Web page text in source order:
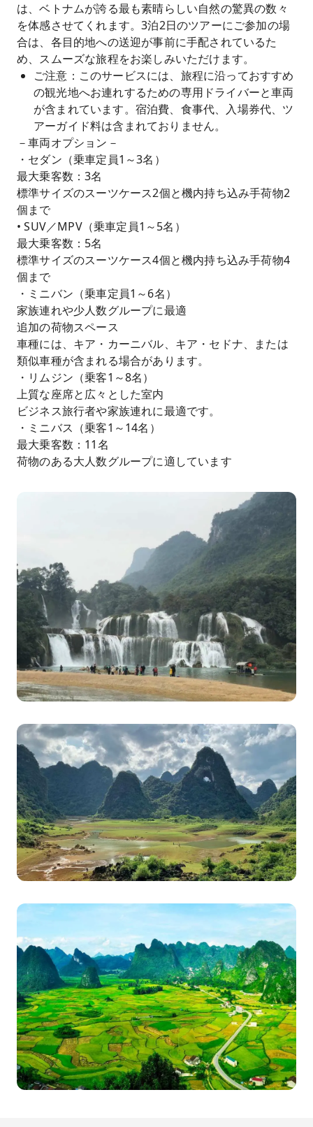
は、ベトナムが誇る最も素晴らしい自然の驚異の数々
を体感させてくれます。3泊2日のツアーにご参加の場
合は、各目的地への送迎が事前に手配されているた
め、スムーズな旅程をお楽しみいただけます。
ご注意：このサービスには、旅程に沿っておすすめ
の観光地へお連れするための専用ドライバーと車両
が含まれています。宿泊費、食事代、入場券代、ツ
アーガイド料は含まれておりません。
－車両オプション－
・セダン（乗車定員1～3名）
最大乗客数：3名
標準サイズのスーツケース2個と機内持ち込み手荷物2
個まで
• SUV／MPV（乗車定員1～5名）
最大乗客数：5名
標準サイズのスーツケース4個と機内持ち込み手荷物4
個まで
・ミニバン（乗車定員1～6名）
家族連れや少人数グループに最適
追加の荷物スペース
車種には、キア・カーニバル、キア・セドナ、または
類似車種が含まれる場合があります。
・リムジン（乗客1～8名）
上質な座席と広々とした室内
ビジネス旅行者や家族連れに最適です。
・ミニバス（乗客1～14名）
最大乗客数：11名
荷物のある大人数グループに適しています